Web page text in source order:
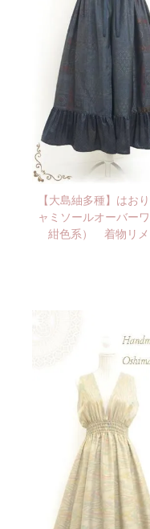
【大島紬多種】はお
ャミソールオーバー
紺色系） 着物リ